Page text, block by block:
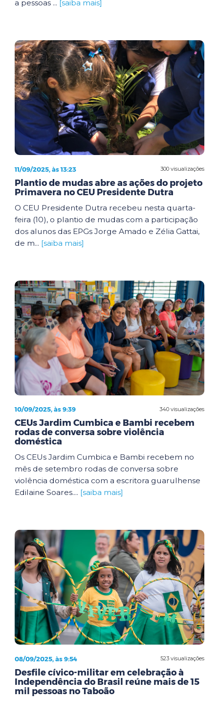
a pessoas ... [saiba mais]
300 visualizações
11/09/2025, às 13:23
Plantio de mudas abre as ações do projeto
Primavera no CEU Presidente Dutra
O CEU Presidente Dutra recebeu nesta quarta-
feira (10), o plantio de mudas com a participação
dos alunos das EPGs Jorge Amado e Zélia Gattai,
de m... [saiba mais]
340 visualizações
10/09/2025, às 9:39
CEUs Jardim Cumbica e Bambi recebem
rodas de conversa sobre violência
doméstica
Os CEUs Jardim Cumbica e Bambi recebem no
mês de setembro rodas de conversa sobre
violência doméstica com a escritora guarulhense
Edilaine Soares.... [saiba mais]
523 visualizações
08/09/2025, às 9:54
Desfile cívico-militar em celebração à
Independência do Brasil reúne mais de 15
mil pessoas no Taboão